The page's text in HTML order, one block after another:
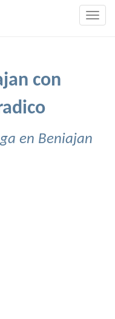
con
en Beniajan